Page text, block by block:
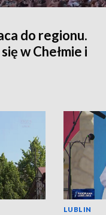
do regionu.
w Chełmie i
LUBLIN